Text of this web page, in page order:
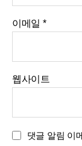
이메일 *
웹사이트
댓글 알림 이